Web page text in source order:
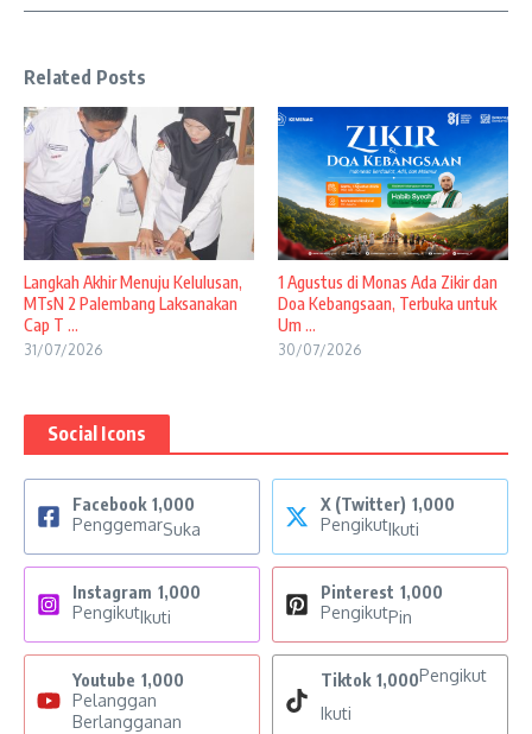
Related Posts
Langkah Akhir Menuju Kelulusan,
MTsN 2 Palembang Laksanakan
Cap T ...
31/07/2026
1 Agustus di Monas Ada Zikir dan
Doa Kebangsaan, Terbuka untuk
Um ...
30/07/2026
Social Icons
Facebook 1,000
PenggemarSuka
X (Twitter) 1,000
PengikutIkuti
Instagram 1,000
PengikutIkuti
Pinterest 1,000
PengikutPin
Youtube 1,000
Pelanggan
Berlangganan
Tiktok 1,000Pengikut
Ikuti